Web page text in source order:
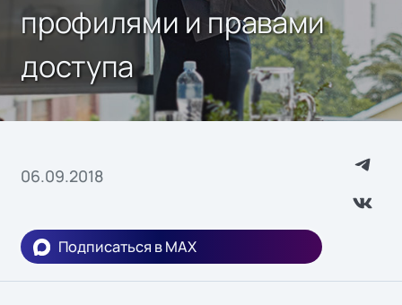
профилями и правами
доступа
06.09.2018
Подписаться в MAX